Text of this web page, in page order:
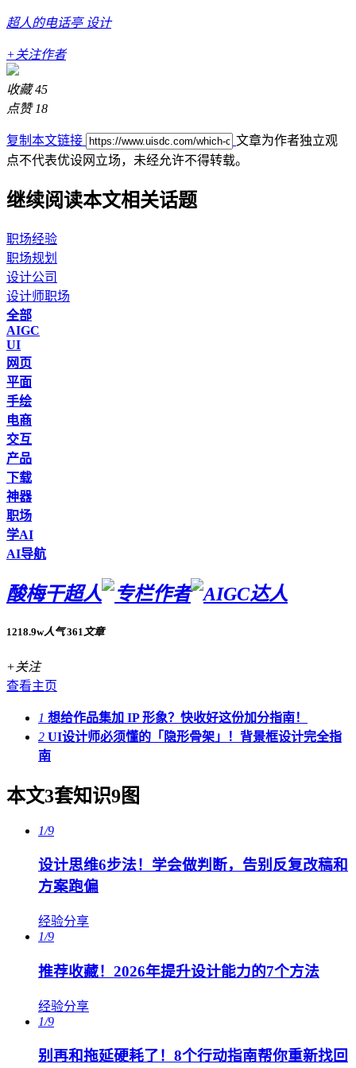
超人的电话亭 设计
+关注作者
收藏 45
点赞 18
复制本文链接
文章为作者独立观
点不代表优设网立场， 未经允许不得转载。
继续阅读本文相关话题
职场经验
职场规划
设计公司
设计师职场
全部
AIGC
UI
网页
平面
手绘
电商
交互
产品
下载
神器
职场
学AI
AI导航
酸梅干超人
1218.9w人气 361 文章
+关注
查看主页
1 想给作品集加 IP 形象？快收好这份加分指南！
2 UI设计师必须懂的「隐形骨架」！背景框设计完全指
南
本文3套知识9图
1/9
设计思维6步法！学会做判断，告别反复改稿和
方案跑偏
经验分享
1/9
推荐收藏！2026年提升设计能力的7个方法
经验分享
1/9
别再和拖延硬耗了！8个行动指南帮你重新找回